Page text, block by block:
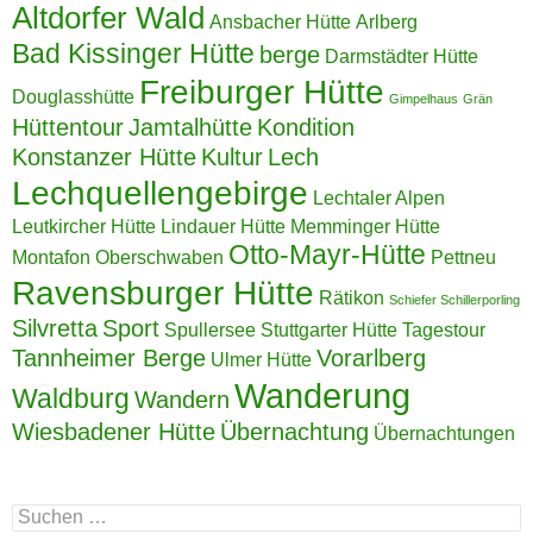
Altdorfer Wald Ansbacher Hütte Arlberg
Bad Kissinger Hütte berge Darmstädter Hütte
Douglasshütte Freiburger Hütte Gimpelhaus Grän
HüttentourJamtalhütte Kondition
Konstanzer Hütte Kultur Lech
Lechquellengebirge Lechtaler Alpen
Leutkircher Hütte Lindauer Hütte Memminger Hütte
Montafon Oberschwaben Otto-Mayr-Hütte Pettneu
Ravensburger Hütte Rätikon Schiefer Schillerporling
Silvretta Sport Spullersee Stuttgarter Hütte Tagestour
Tannheimer Berge Ulmer Hütte Vorarlberg
Waldburg Wandern Wanderung
Wiesbadener Hütte Übernachtung Übernachtungen
Suchen
nach: